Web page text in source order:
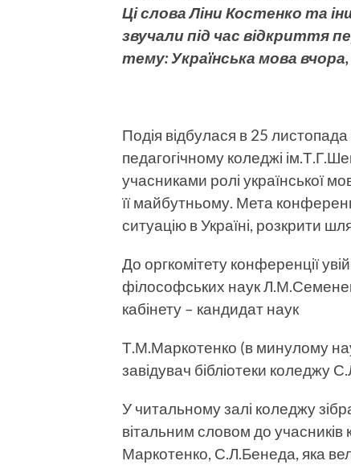
Ці слова Ліни Костенко та
звучали під час відкриття
тему: Українська мова вчора,
Подія відбулася в 25
педагогічному коледжі
учасниками ролі української
її майбутньому. Мета
ситуацію в Україні, розкрити
До оргкомітету конференції
філософських наук
кабінету – кандидат наук
Т.М.Маркотенко (в минулому
завідувач бібліотеки коледжу
У читальному залі коледжу
вітальним словом до учасників
Маркотенко, С.Л.Бенеда, яка